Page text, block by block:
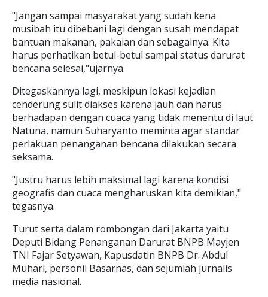
"Jangan sampai masyarakat yang sudah kena
musibah itu dibebani lagi dengan susah mendapat
bantuan makanan, pakaian dan sebagainya. Kita
harus perhatikan betul-betul sampai status darurat
bencana selesai,"ujarnya.
Ditegaskannya lagi, meskipun lokasi kejadian
cenderung sulit diakses karena jauh dan harus
berhadapan dengan cuaca yang tidak menentu di laut
Natuna, namun Suharyanto meminta agar standar
perlakuan penanganan bencana dilakukan secara
seksama.
"Justru harus lebih maksimal lagi karena kondisi
geografis dan cuaca mengharuskan kita demikian,"
tegasnya.
Turut serta dalam rombongan dari Jakarta yaitu
Deputi Bidang Penanganan Darurat BNPB Mayjen
TNI Fajar Setyawan, Kapusdatin BNPB Dr. Abdul
Muhari, personil Basarnas, dan sejumlah jurnalis
media nasional.